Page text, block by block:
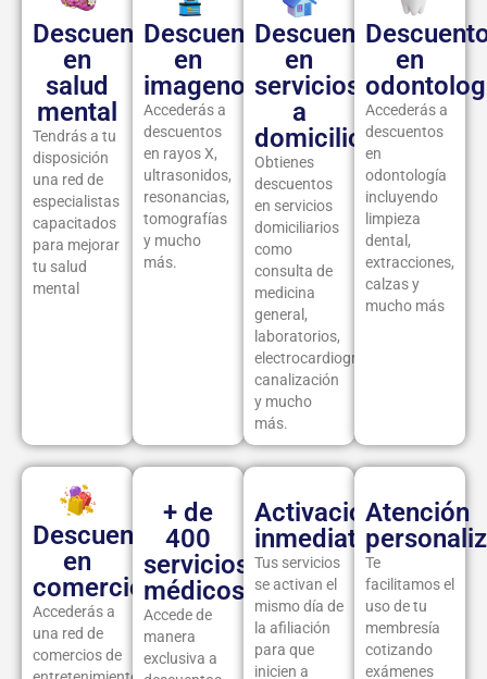
Descuentos
en
salud
mental
Tendrás a tu
disposición
una red de
especialistas
capacitados
para mejorar
tu salud
mental
Descuentos
en
imagenología
Accederás a
descuentos
en rayos X,
ultrasonidos,
resonancias,
tomografías
y mucho
más.
Descuentos
en
servicios
a
domicilio
Obtienes
descuentos
en servicios
domiciliarios
como
consulta de
medicina
general,
laboratorios,
electrocardiograma,
canalización
y mucho
más.
en
Accederás a
descuentos
en
odontología
incluyendo
limpieza
dental,
extracciones,
calzas y
mucho más
Descuentos
en
comercios
Accederás a
una red de
comercios de
⁠+ de
400
servicios
médicos
Accede de
manera
exclusiva a
Activación
inmediata
Tus servicios
se activan el
mismo día de
la afiliación
para que
inicien a
Atención
Te
facilitamos el
uso de tu
membresía
cotizando
exámenes